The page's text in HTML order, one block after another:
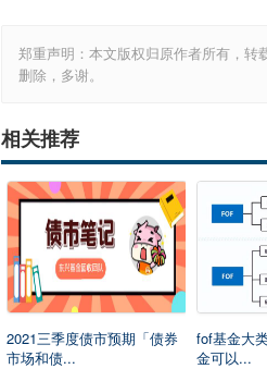
郑重声明：本文版权归原作者所有，
删除，多谢。
相关推荐
2021三季度债市预期「债券
市场和债...
fof基金大
金可以...